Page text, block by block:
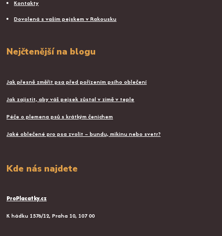
Kontakty
Dovolená s vaším pejskem v Rakousku
Nejčtenější na blogu
Jak přesně změřit psa před pořízením psího oblečení
Jak zajistit, aby váš pejsek zůstal v zimě v teple
Péče o plemena psů s krátkým čenichem
Jaké oblečené pro psa zvolit – bundu, mikinu nebo svetr?
Kde nás najdete
ProPlacatky.cz
K hádku 1576/12, Praha 10, 107 00